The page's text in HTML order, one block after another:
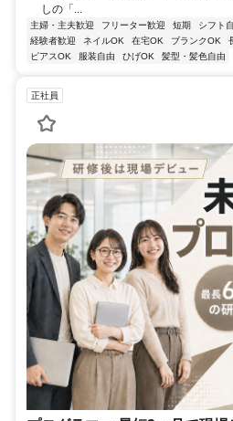
しの「...
主婦・主夫歓迎 フリーター歓迎 短期 シフト
経験者歓迎
ネイルOK 在宅OK ブランクOK
ピアスOK
服装自由 ひげOK 髪型・髪色自由
正社員